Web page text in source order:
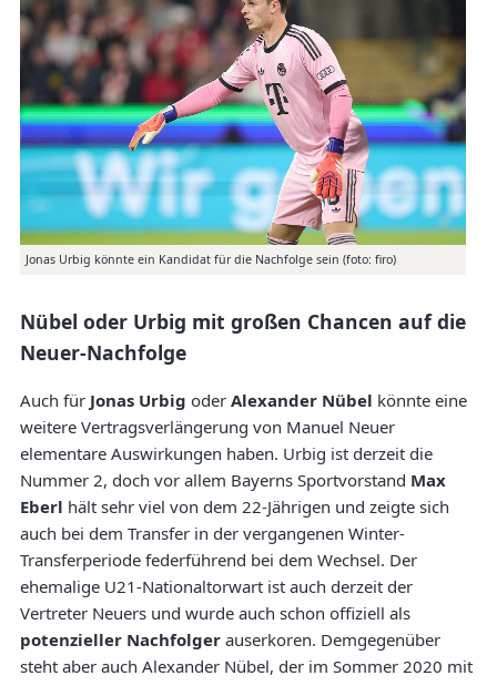
Jonas Urbig könnte ein Kandidat für die Nachfolge sein (foto: firo)
Nübel oder Urbig mit großen Chancen auf die
Neuer-Nachfolge
Auch für Jonas Urbig oder Alexander Nübel könnte eine
weitere Vertragsverlängerung von Manuel Neuer
elementare Auswirkungen haben. Urbig ist derzeit die
Nummer 2, doch vor allem Bayerns Sportvorstand Max
Eberl hält sehr viel von dem 22-Jährigen und zeigte sich
auch bei dem Transfer in der vergangenen Winter-
Transferperiode federführend bei dem Wechsel. Der
ehemalige U21-Nationaltorwart ist auch derzeit der
Vertreter Neuers und wurde auch schon offiziell als
potenzieller Nachfolger auserkoren. Demgegenüber
steht aber auch Alexander Nübel, der im Sommer 2020 mit